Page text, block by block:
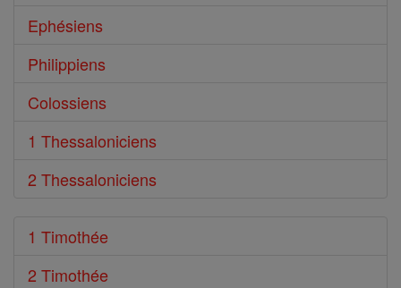
Ephésiens
Philippiens
Colossiens
1 Thessaloniciens
2 Thessaloniciens
1 Timothée
2 Timothée